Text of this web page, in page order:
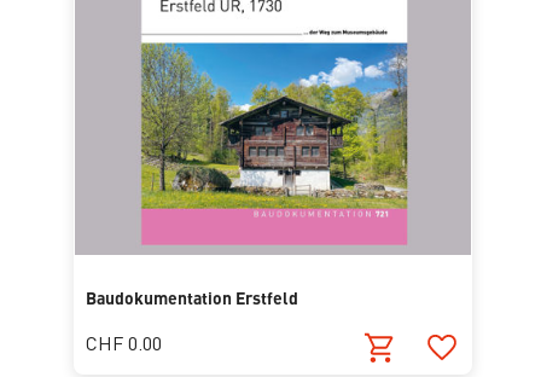
Baudokumentation Erstfeld
CHF 0.00